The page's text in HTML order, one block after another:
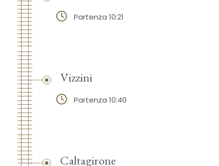
Partenza 10:21
Vizzini
Partenza 10:40
Caltagirone